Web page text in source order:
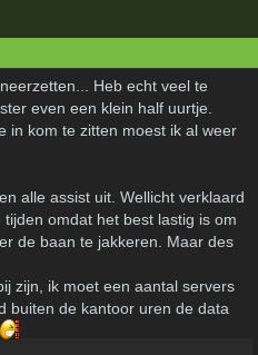
Heb echt veel te
even een klein half uurtje.
in kom te zitten moest ik al weer
alle assist uit. Wellicht verklaard
omdat het best lastig is om
de baan te jakkeren. Maar des
zijn, ik moet een aantal servers
buiten de kantoor uren de data